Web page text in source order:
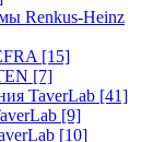
Renkus-Heinz
[15]
[7]
TaverLab [41]
[9]
[10]